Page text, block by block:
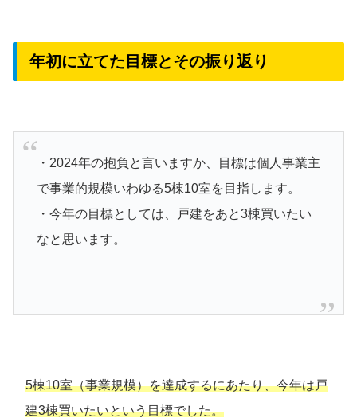
年初に立てた目標とその振り返り
・2024年の抱負と言いますか、目標は個人事業主
で事業的規模いわゆる5棟10室を目指します。
・今年の目標としては、戸建をあと3棟買いたい
なと思います。
5棟10室（事業規模）を達成するにあたり、今年は戸
建3棟買いたいという目標でした。